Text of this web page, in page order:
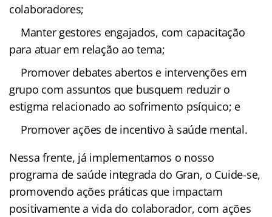
colaboradores;
Manter gestores engajados, com capacitação
para atuar em relação ao tema;
Promover debates abertos e intervenções em
grupo com assuntos que busquem reduzir o
estigma relacionado ao sofrimento psíquico; e
Promover ações de incentivo à saúde mental.
Nessa frente, já implementamos o nosso
programa de saúde integrada do Gran, o Cuide-se,
promovendo ações práticas que impactam
positivamente a vida do colaborador, com ações